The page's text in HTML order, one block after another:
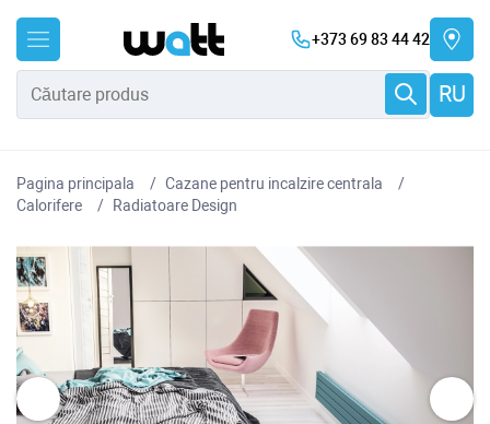
+373 69 83 44 42
RU
Pagina principala
Cazane pentru incalzire centrala
Сalorifere
Radiatoare Design